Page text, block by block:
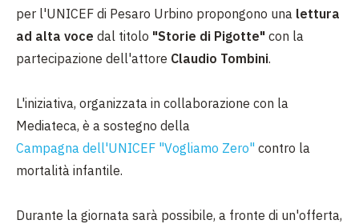
per l'UNICEF di Pesaro Urbino propongono una lettura
ad alta voce dal titolo "Storie di Pigotte" con la
partecipazione dell'attore Claudio Tombini.
L'iniziativa, organizzata in collaborazione con la
Mediateca, è a sostegno della
Campagna dell'UNICEF "Vogliamo Zero" contro la
mortalità infantile.
Durante la giornata sarà possibile, a fronte di un'offerta,